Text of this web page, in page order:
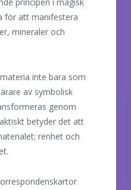
principen i magisk
för att manifestera
mineraler och
inte bara som
av symbolisk
genom
betyder det att
renhet och